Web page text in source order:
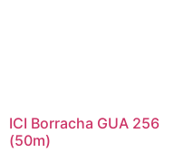
ICI Borracha GUA 256
(50m)